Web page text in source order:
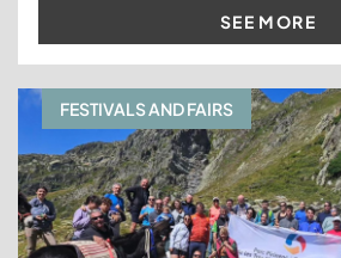
SEE MORE
FESTIVALS AND FAIRS